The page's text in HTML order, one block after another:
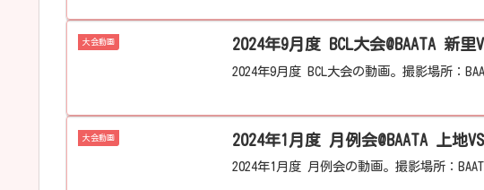
大会動画 2024年9月度 BCL大
2024年9月度 BCL大会の動画。撮影場所：
大会動画 2024年1月度 月例会@BAATA 上地
2024年1月度 月例会の動画。撮影場所：